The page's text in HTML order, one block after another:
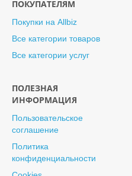
ПОКУПАТЕЛЯМ
Покупки на Allbiz
Все категории товаров
Все категории услуг
ПОЛЕЗНАЯ
ИНФОРМАЦИЯ
Пользовательское
соглашение
Политика
конфиденциальности